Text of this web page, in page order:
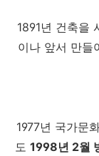
1891년 건축을
이나 앞서 만들
1977년 국가문
도 1998년 2월